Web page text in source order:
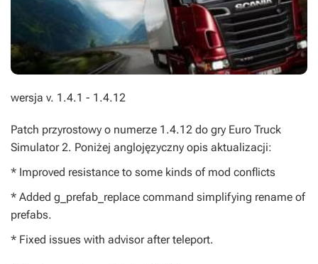
wersja v. 1.4.1 - 1.4.12
Patch przyrostowy o numerze 1.4.12 do gry Euro Truck
Simulator 2. Poniżej anglojęzyczny opis aktualizacji:
* Improved resistance to some kinds of mod conflicts
* Added g_prefab_replace command simplifying rename of
prefabs.
* Fixed issues with advisor after teleport.